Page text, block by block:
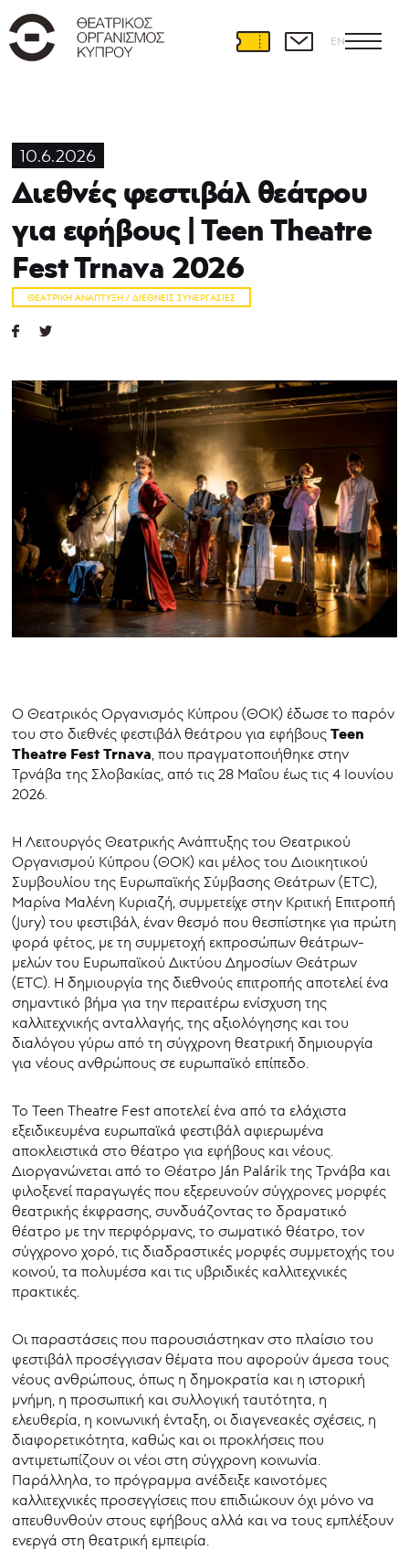
EN
10.6.2026
Διεθνές φεστιβάλ θεάτρου
για εφήβους | Teen Theatre
Fest Trnava 2026
ΘΕΑΤΡΙΚΉ ΑΝΆΠΤΥΞΗ / ΔΙΕΘΝΕΊΣ ΣΥΝΕΡΓΑΣΊΕΣ
Ο Θεατρικός Οργανισμός Κύπρου (ΘΟΚ) έδωσε το παρόν
του στο διεθνές φεστιβάλ θεάτρου για εφήβουςTeen
Theatre Fest Trnava , που πραγματοποιήθηκε στην
Τρνάβα της Σλοβακίας, από τις 28 Μαΐου έως τις 4 Ιουνίου
2026.
Η Λειτουργός Θεατρικής Ανάπτυξης του Θεατρικού
Οργανισμού Κύπρου (ΘΟΚ) και μέλος του Διοικητικού
Συμβουλίου της Ευρωπαϊκής Σύμβασης Θεάτρων (ETC),
Μαρίνα Μαλένη Κυριαζή, συμμετείχε στην Κριτική Επιτροπή
(Jury) του φεστιβάλ, έναν θεσμό που θεσπίστηκε για πρώτη
φορά φέτος, με τη συμμετοχή εκπροσώπων θεάτρων-
μελών του Ευρωπαϊκού Δικτύου Δημοσίων Θεάτρων
(ETC). Η δημιουργία της διεθνούς επιτροπής αποτελεί ένα
σημαντικό βήμα για την περαιτέρω ενίσχυση της
καλλιτεχνικής ανταλλαγής, της αξιολόγησης και του
διαλόγου γύρω από τη σύγχρονη θεατρική δημιουργία
για νέους ανθρώπους σε ευρωπαϊκό επίπεδο.
Το Teen Theatre Fest αποτελεί ένα από τα ελάχιστα
εξειδικευμένα ευρωπαϊκά φεστιβάλ αφιερωμένα
αποκλειστικά στο θέατρο για εφήβους και νέους.
Διοργανώνεται από το Θέατρο Ján Palárik της Τρνάβα και
φιλοξενεί παραγωγές που εξερευνούν σύγχρονες μορφές
θεατρικής έκφρασης, συνδυάζοντας το δραματικό
θέατρο με την περφόρμανς, το σωματικό θέατρο, τον
σύγχρονο χορό, τις διαδραστικές μορφές συμμετοχής του
κοινού, τα πολυμέσα και τις υβριδικές καλλιτεχνικές
πρακτικές.
Οι παραστάσεις που παρουσιάστηκαν στο πλαίσιο του
φεστιβάλ προσέγγισαν θέματα που αφορούν άμεσα τους
νέους ανθρώπους, όπως η δημοκρατία και η ιστορική
μνήμη, η προσωπική και συλλογική ταυτότητα, η
ελευθερία, η κοινωνική ένταξη, οι διαγενεακές σχέσεις, η
διαφορετικότητα, καθώς και οι προκλήσεις που
αντιμετωπίζουν οι νέοι στη σύγχρονη κοινωνία.
Παράλληλα, το πρόγραμμα ανέδειξε καινοτόμες
καλλιτεχνικές προσεγγίσεις που επιδιώκουν όχι μόνο να
απευθυνθούν στους εφήβους αλλά και να τους εμπλέξουν
ενεργά στη θεατρική εμπειρία.